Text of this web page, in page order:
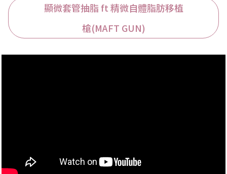
顯微套管抽脂 ft 精微自體脂肪移植
槍(MAFT GUN)